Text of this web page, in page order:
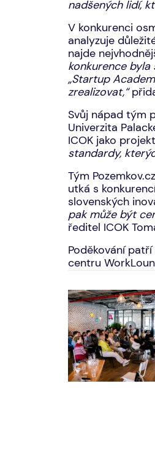
nadšených lidí,
V konkurenci
analyzuje
najde
konkurence byla
„Startup
zrealizovat,“
Svůj nápad tým
Univerzita
ICOK jako
standardy,
Tým
utká s
slovenských
pak může být
ředitel ICOK
Poděkování
centru